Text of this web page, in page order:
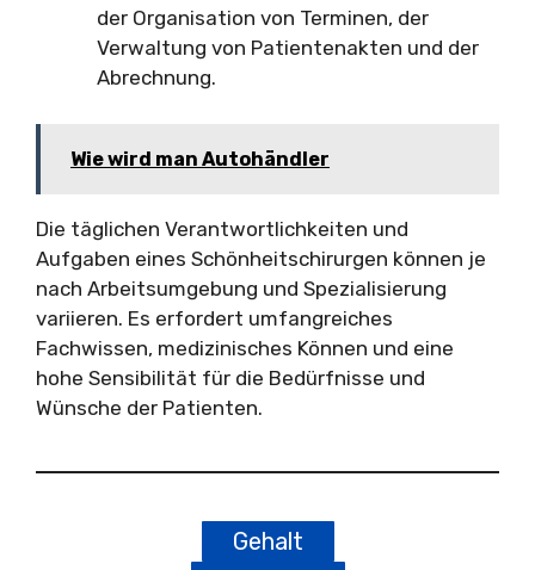
der Organisation von Terminen, der
Verwaltung von Patientenakten und der
Abrechnung.
Wie wird man Autohändler
Die täglichen Verantwortlichkeiten und
Aufgaben eines Schönheitschirurgen können je
nach Arbeitsumgebung und Spezialisierung
variieren. Es erfordert umfangreiches
Fachwissen, medizinisches Können und eine
hohe Sensibilität für die Bedürfnisse und
Wünsche der Patienten.
Gehalt